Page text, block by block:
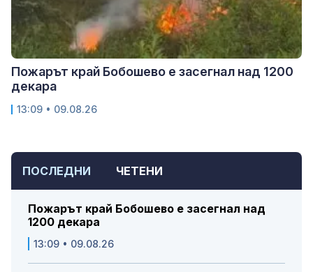
ПОСЛЕДНИ ЧЕТЕНИ
Пожарът край Бобошево е засегнал над
1200 декара
13:09 • 09.08.26
Пожарът край Бобошево е засегнал над 1200
декара
13:09 • 09.08.26